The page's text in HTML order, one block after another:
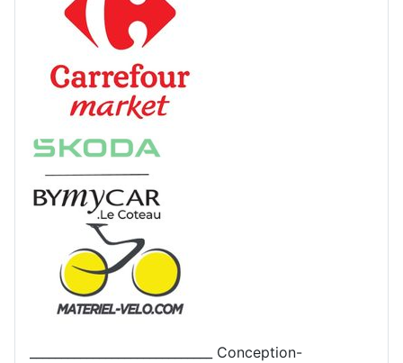
_____________________________ Conception-